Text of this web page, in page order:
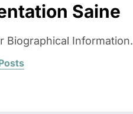
Saine
Biographical Information.